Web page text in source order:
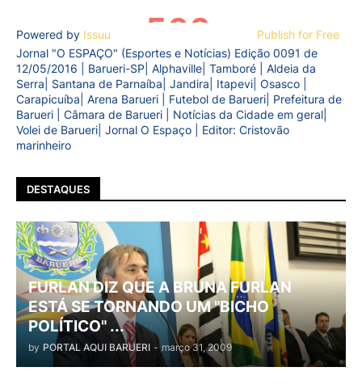
Powered by Issuu
Publish for Free
Jornal "O ESPAÇO" (Esportes e Notícias) Edição 0091 de
12/05/2016 | Barueri-SP| Alphaville| Tamboré | Aldeia da
Serra| Santana de Parnaíba| Jandira| Itapevi| Osasco |
Carapicuíba| Arena Barueri | Futebol de Barueri| Prefeitura de
Barueri | Câmara de Barueri | Notícias da Cidade em geral|
Volei de Barueri| Jornal O Espaço | Editor: Cristovão
marinheiro
DESTAQUES
FURLAN DIZ QUE A BRUNA FURLAN
ESTÁ SE TORNANDO UM "BICHO
POLÍTICO" ...
by PORTAL AQUI BARUERI - março 31, 2009